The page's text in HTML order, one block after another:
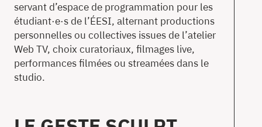
servant d’espace de programmation pour les
étudiant·e·s de l’ÉESI, alternant productions
personnelles ou collectives issues de l’atelier
Web TV, choix curatoriaux, filmages live,
performances filmées ou streamées dans le
studio.